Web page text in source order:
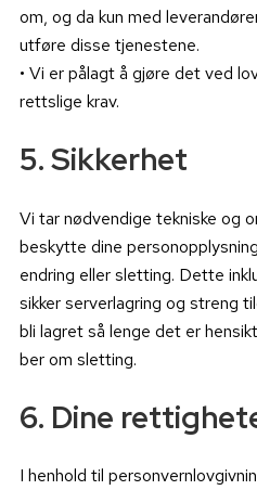
om, og da kun med
utføre disse tjenestene.
• Vi er pålagt å gjøre det ved
rettslige krav.
5. Sikkerhet
Vi tar nødvendige tekniske og
beskytte dine
endring eller sletting. Dette
sikker serverlagring og streng
bli lagret så lenge det er
ber om sletting.
6. Dine
I henhold til